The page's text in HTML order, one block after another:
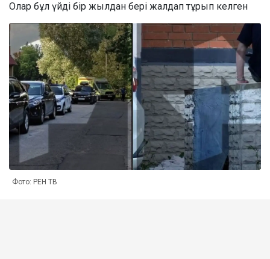
Олар бұл үйді бір жылдан бері жалдап тұрып келген
Фото: РЕН ТВ